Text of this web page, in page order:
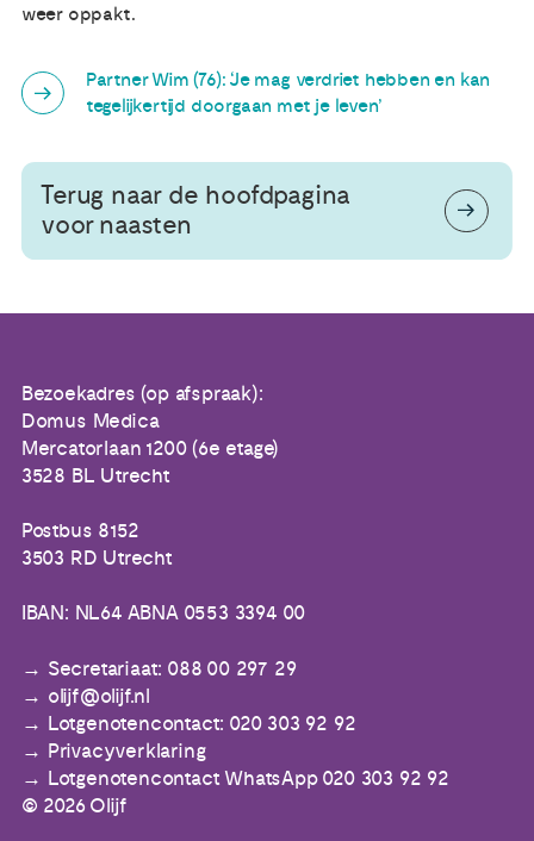
weer oppakt.
Partner Wim (76): ‘Je mag verdriet hebben en kan
tegelijkertijd doorgaan met je leven’
Terug naar de hoofdpagina
voor naasten
Bezoekadres (op afspraak):
Domus Medica
Mercatorlaan 1200 (6e etage)
3528 BL Utrecht
Postbus 8152
3503 RD Utrecht
IBAN: NL64 ABNA 0553 3394 00
Secretariaat: 088 00 297 29
olijf@olijf.nl
Lotgenotencontact: 020 303 92 92
Privacyverklaring
Lotgenotencontact WhatsApp 020 303 92 92
© 2026 Olijf